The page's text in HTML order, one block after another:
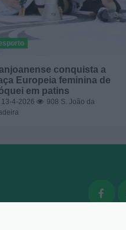
conquista a
Europeia feminina de
em patins
13-4-2026 908 S. João da